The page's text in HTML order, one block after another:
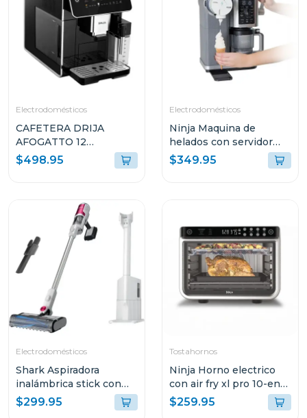
Electrodomésticos
CAFETERA DRIJA
AFOGATTO 12
ESPRESSO Y
CAPUCCINO CON
INTEGRADO
$498.95
Electrodomésticos
Ninja Maquina de
helados con servidor
swirl by creami 701
$349.95
Electrodomésticos
Shark Aspiradora
inalámbrica stick con
base de vaciado
automático y filtro hepa
$299.95
Tostahornos
Ninja Horno electrico
con air fry xl pro 10-en-1
201
$259.95